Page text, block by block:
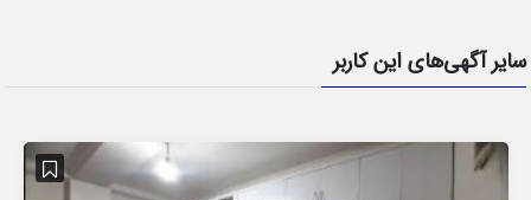
سایر آگهی‌های این کاربر